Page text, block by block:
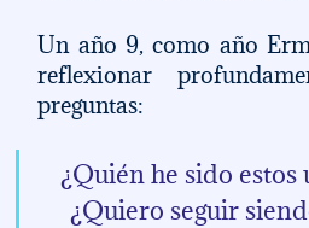
Un año 9, como año
reflexionar
preguntas:
¿Quién he sido estos
¿Quiero seguir